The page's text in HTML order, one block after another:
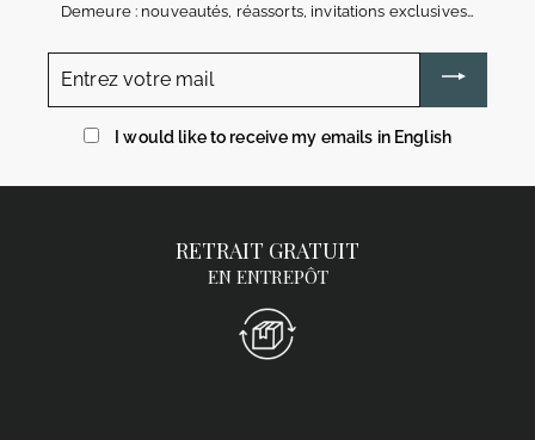
Demeure : nouveautés, réassorts, invitations exclusives…
I would like to receive my emails in English
RETRAIT GRATUIT
EN ENTREPÔT